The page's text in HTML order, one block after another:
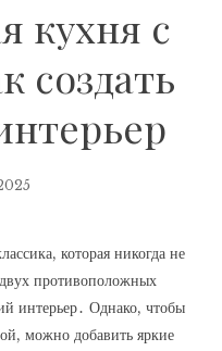
кухня с
создать
которая никогда не
противоположных
интерьер․ Однако, чтобы
можно добавить яркие